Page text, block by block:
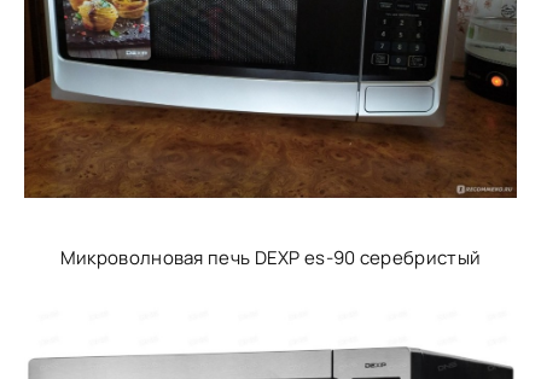
Микроволновая печь DEXP es-90 серебристый